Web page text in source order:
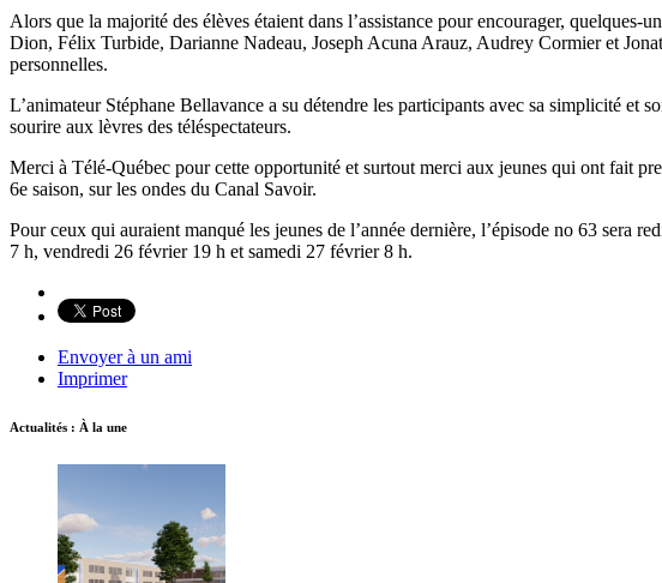
Alors que la majorité des élèves étaient dans l’assistance pour encourager,
Dion, Félix Turbide, Darianne Nadeau, Joseph Acuna Arauz, Audrey Cormier et
personnelles.
L’animateur Stéphane Bellavance a su détendre les participants avec sa simplicité et
sourire aux lèvres des téléspectateurs.
Merci à Télé-Québec pour cette opportunité et surtout merci aux jeunes qui ont fait
6e saison, sur les ondes du Canal Savoir.
Pour ceux qui auraient manqué les jeunes de l’année dernière, l’épisode no 63
7 h, vendredi 26 février 19 h et samedi 27 février 8 h.
Envoyer à un ami
Imprimer
Actualités : À la une